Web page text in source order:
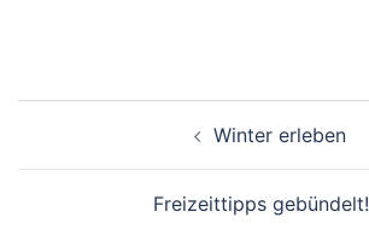
Winter erleben
Freizeittipps gebündelt!